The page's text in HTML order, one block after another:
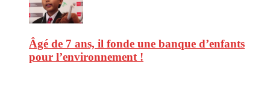
Âgé de 7 ans, il fonde une banque d’enfants
pour l’environnement !